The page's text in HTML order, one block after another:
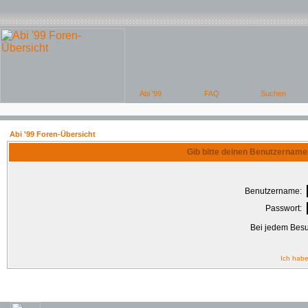
Abi '99 Foren-Übersicht
Gib bitte deinen
Benutzername:
Passwort:
Bei jedem
Ich